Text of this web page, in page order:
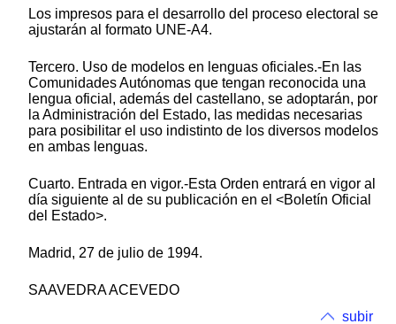
Los impresos para el desarrollo del proceso electoral se
ajustarán al formato UNE-A4.
Tercero. Uso de modelos en lenguas oficiales.-En las
Comunidades Autónomas que tengan reconocida una
lengua oficial, además del castellano, se adoptarán, por
la Administración del Estado, las medidas necesarias
para posibilitar el uso indistinto de los diversos modelos
en ambas lenguas.
Cuarto. Entrada en vigor.-Esta Orden entrará en vigor al
día siguiente al de su publicación en el <Boletín Oficial
del Estado>.
Madrid, 27 de julio de 1994.
SAAVEDRA ACEVEDO
subir